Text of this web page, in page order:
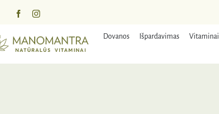
turinį
Dovanos Išpardavimas